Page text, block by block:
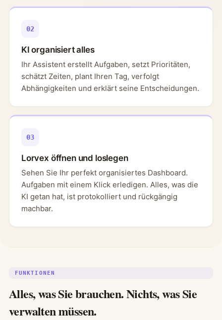
02
KI organisiert alles
Ihr Assistent erstellt Aufgaben, setzt Prioritäten,
schätzt Zeiten, plant Ihren Tag, verfolgt
Abhängigkeiten und erklärt seine Entscheidungen.
03
Lorvex öffnen und loslegen
Sehen Sie Ihr perfekt organisiertes Dashboard.
Aufgaben mit einem Klick erledigen. Alles, was die
KI getan hat, ist protokolliert und rückgängig
machbar.
FUNKTIONEN
Alles, was Sie brauchen. Nichts, was Sie
verwalten müssen.